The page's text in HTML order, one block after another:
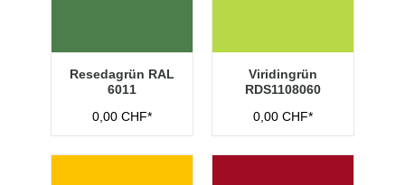
Resedagrün RAL
6011
0,00 CHF*
Viridingrün
RDS1108060
0,00 CHF*